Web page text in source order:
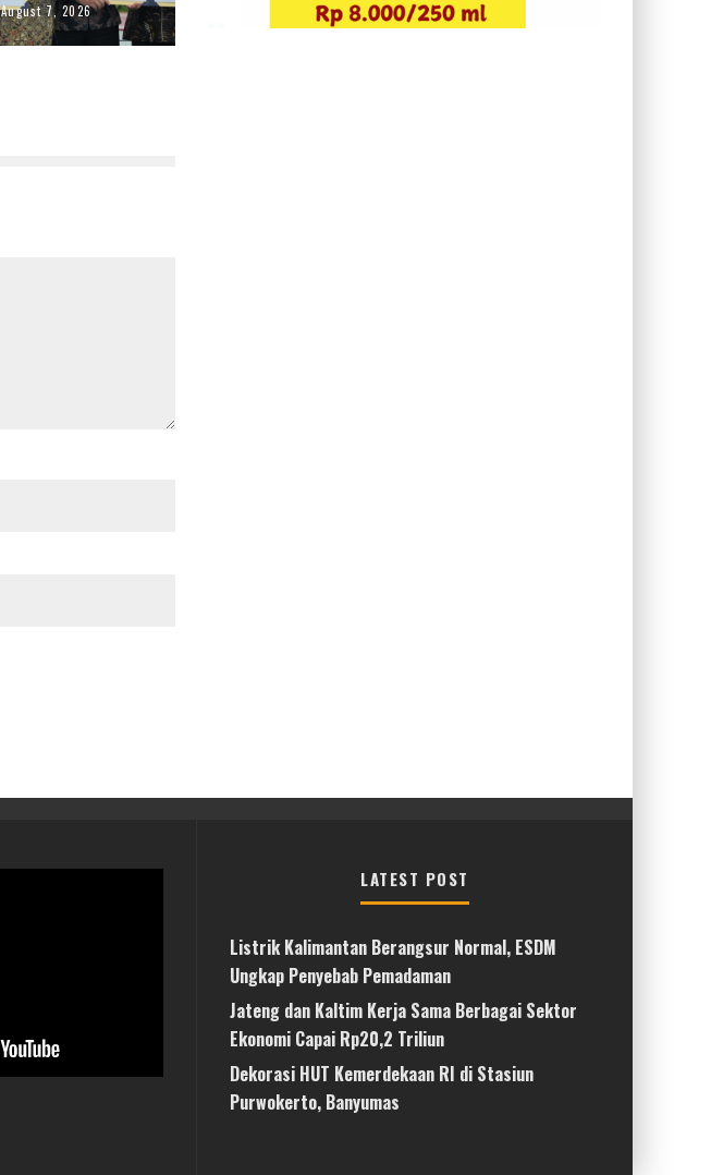
August 7, 2026
LATEST POST
Listrik Kalimantan Berangsur Normal, ESDM
Ungkap Penyebab Pemadaman
Jateng dan Kaltim Kerja Sama Berbagai Sektor
Ekonomi Capai Rp20,2 Triliun
Dekorasi HUT Kemerdekaan RI di Stasiun
Purwokerto, Banyumas